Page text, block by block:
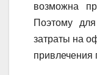
возможна
Поэтому
затраты на
привлечения